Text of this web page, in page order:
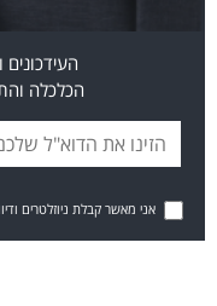
הכלכלה
אני מאשר קבלת ניוזלטרים